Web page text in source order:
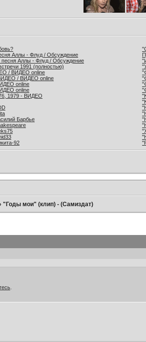
Аллы - Флуд / Обсуждение
Аллы - Флуд / Обсуждение
1991 (полностью)
/ ВИДЕО online
/ ВИДЕО online
online
online
1979 - ВИДЕО
Барбье
92
"Годы мои" (клип) - (Самиздат)
.